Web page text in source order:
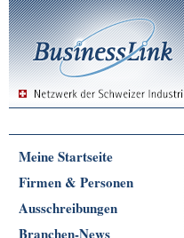
Meine Startseite
Firmen & Personen
Ausschreibungen
Branchen-News